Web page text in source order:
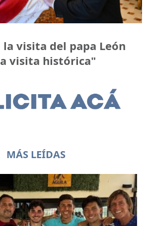
visita del papa León
visita histórica"
MÁS LEÍDAS